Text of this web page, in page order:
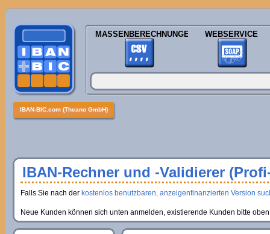
MASSENBERECHNUNGEN WEBSERVICE
IBAN-BIC.com (Theano GmbH)
IBAN-Rechner und -Validierer
Falls Sie nach der kostenlos benutzbaren, anzeigenfinanzierten Version
Neue Kunden können sich unten anmelden, existierende Kunden bitte